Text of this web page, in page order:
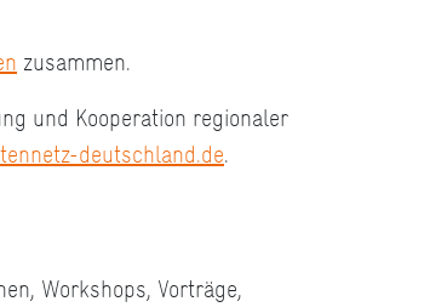
zusammen.
und Kooperation regionaler
deutschland.de.
Workshops, Vorträge,